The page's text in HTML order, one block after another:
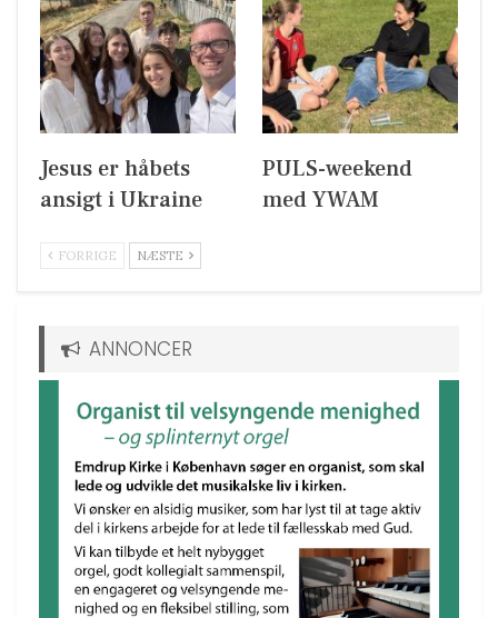
Jesus er håbets
ansigt i Ukraine
PULS-weekend
med YWAM
FORRIGE NÆSTE
ANNONCER